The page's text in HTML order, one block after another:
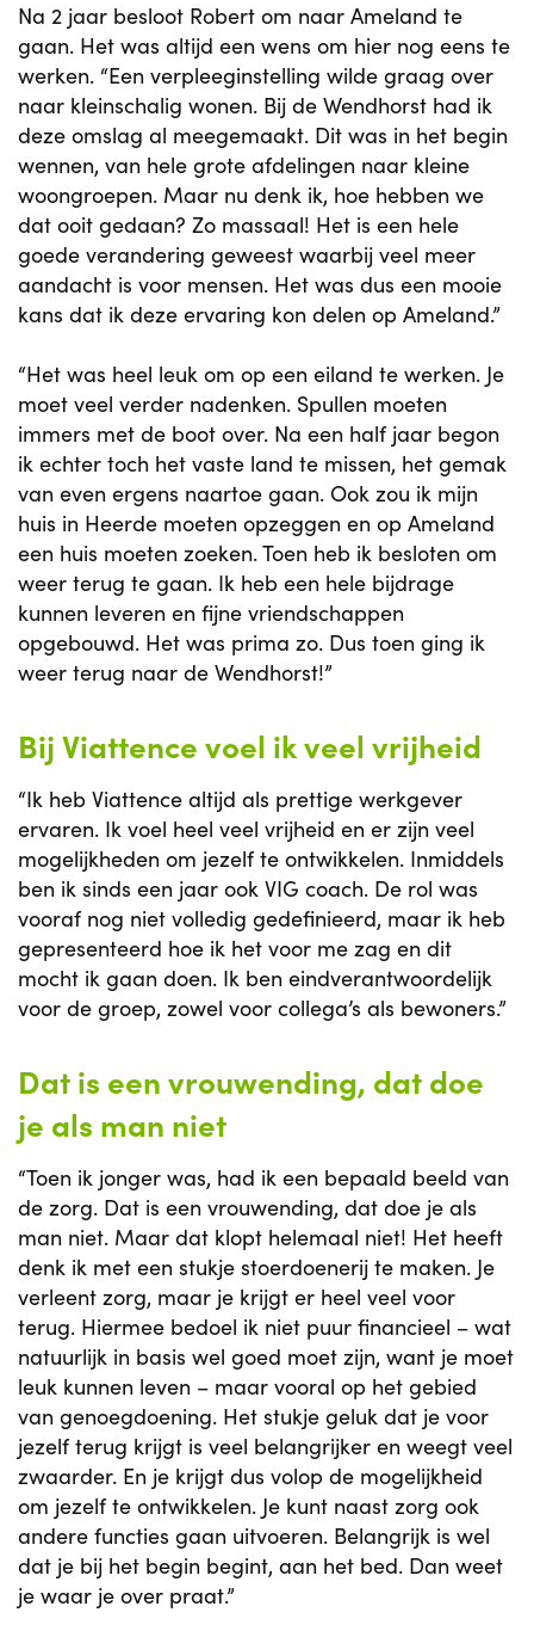
Na 2 jaar besloot Robert om naar Ameland te
gaan. Het was altijd een wens om hier nog eens te
werken. “Een verpleeginstelling wilde graag over
naar kleinschalig wonen. Bij de Wendhorst had ik
deze omslag al meegemaakt. Dit was in het begin
wennen, van hele grote afdelingen naar kleine
woongroepen. Maar nu denk ik, hoe hebben we
dat ooit gedaan? Zo massaal! Het is een hele
goede verandering geweest waarbij veel meer
aandacht is voor mensen. Het was dus een mooie
kans dat ik deze ervaring kon delen op Ameland.”
“Het was heel leuk om op een eiland te werken. Je
moet veel verder nadenken. Spullen moeten
immers met de boot over. Na een half jaar begon
ik echter toch het vaste land te missen, het gemak
van even ergens naartoe gaan. Ook zou ik mijn
huis in Heerde moeten opzeggen en op Ameland
een huis moeten zoeken. Toen heb ik besloten om
weer terug te gaan. Ik heb een hele bijdrage
kunnen leveren en fijne vriendschappen
opgebouwd. Het was prima zo. Dus toen ging ik
weer terug naar de Wendhorst!”
Bij Viattence voel ik veel vrijheid
“Ik heb Viattence altijd als prettige werkgever
ervaren. Ik voel heel veel vrijheid en er zijn veel
mogelijkheden om jezelf te ontwikkelen. Inmiddels
ben ik sinds een jaar ook VIG coach. De rol was
vooraf nog niet volledig gedefinieerd, maar ik heb
gepresenteerd hoe ik het voor me zag en dit
mocht ik gaan doen. Ik ben eindverantwoordelijk
voor de groep, zowel voor collega’s als bewoners.”
Dat is een vrouwending, dat doe
je als man niet
“Toen ik jonger was, had ik een bepaald beeld van
de zorg. Dat is een vrouwending, dat doe je als
man niet. Maar dat klopt helemaal niet! Het heeft
denk ik met een stukje stoerdoenerij te maken. Je
verleent zorg, maar je krijgt er heel veel voor
terug. Hiermee bedoel ik niet puur financieel – wat
natuurlijk in basis wel goed moet zijn, want je moet
leuk kunnen leven – maar vooral op het gebied
van genoegdoening. Het stukje geluk dat je voor
jezelf terug krijgt is veel belangrijker en weegt veel
zwaarder. En je krijgt dus volop de mogelijkheid
om jezelf te ontwikkelen. Je kunt naast zorg ook
andere functies gaan uitvoeren. Belangrijk is wel
dat je bij het begin begint, aan het bed. Dan weet
je waar je over praat.”